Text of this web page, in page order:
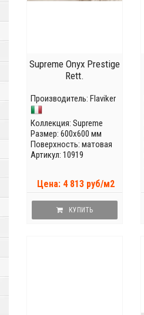
Supreme Onyx Prestige
Rett.
Производитель: Flaviker
Коллекция: Supreme
Размер: 600x600 мм
Поверхность: матовая
Артикул: 10919
Цена: 4 813 руб/м2
КУПИТЬ